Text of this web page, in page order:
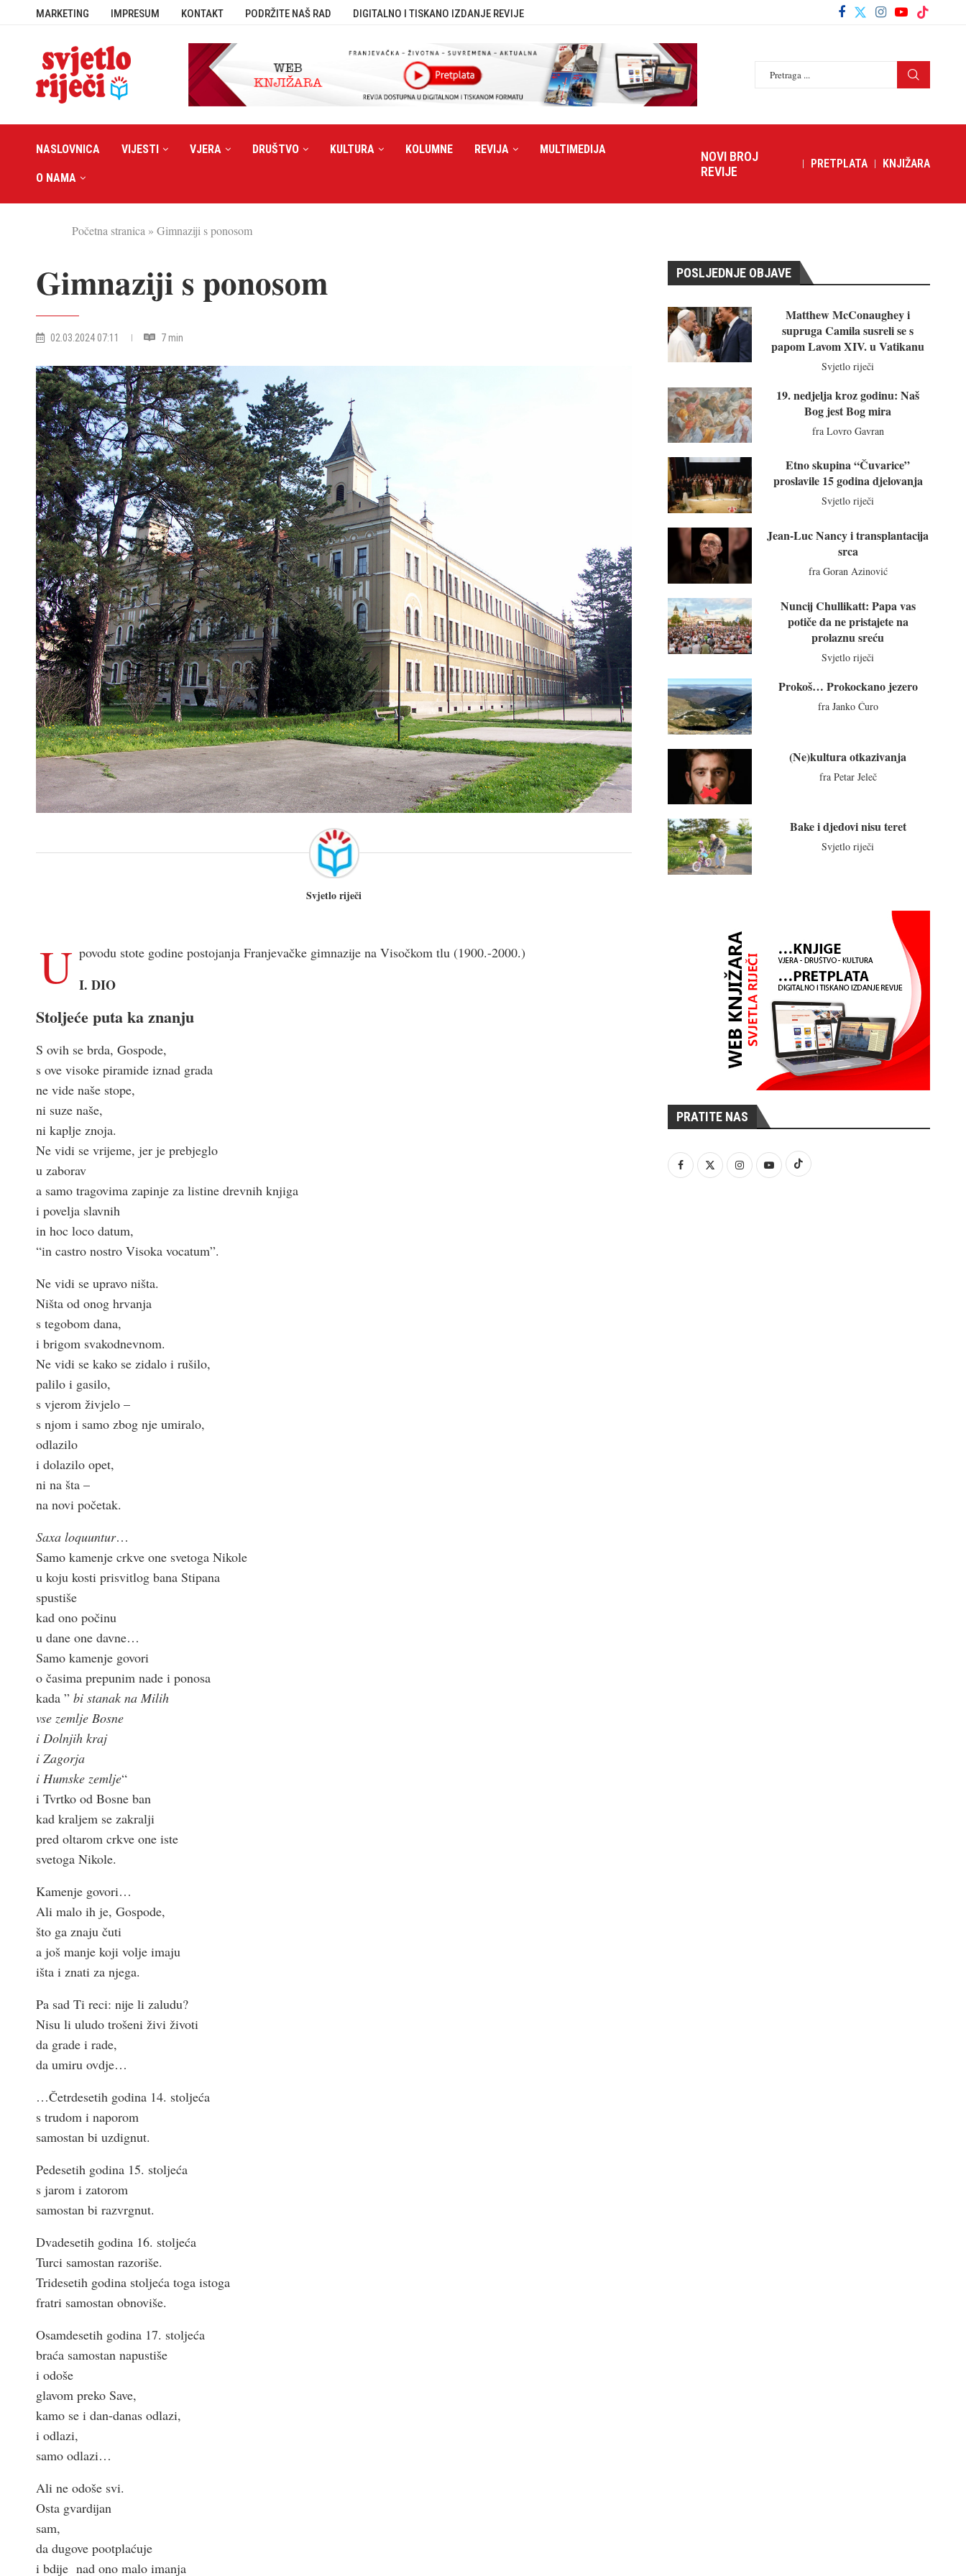
MARKETING IMPRESUM KONTAKT PODRŽITE NAŠ RAD DIGITALNO I TISKANO IZDANJE REVIJE
NASLOVNICA VIJESTI VJERA DRUŠTVO KULTURA KOLUMNE REVIJA MULTIMEDIJA
O NAMA
NOVI BROJ
REVIJE
PRETPLATA KNJIŽARA
Početna stranica » Gimnaziji s ponosom
Gimnaziji s ponosom
02.03.2024 07:11 7 min
Svjetlo riječi
U povodu stote godine postojanja Franjevačke gimnazije na Visočkom tlu (1900.-2000.)
I. DIO
Stoljeće puta ka znanju
S ovih se brda, Gospode,
s ove visoke piramide iznad grada
ne vide naše stope,
ni suze naše,
ni kaplje znoja.
Ne vidi se vrijeme, jer je prebjeglo
u zaborav
a samo tragovima zapinje za listine drevnih knjiga
i povelja slavnih
in hoc loco datum,
“in castro nostro Visoka vocatum”.
Ne vidi se upravo ništa.
Ništa od onog hrvanja
s tegobom dana,
i brigom svakodnevnom.
Ne vidi se kako se zidalo i rušilo,
palilo i gasilo,
s vjerom živjelo –
s njom i samo zbog nje umiralo,
odlazilo
i dolazilo opet,
ni na šta –
na novi početak.
Saxa loquuntur…
Samo kamenje crkve one svetoga Nikole
u koju kosti prisvitlog bana Stipana
spustiše
kad ono počinu
u dane one davne…
Samo kamenje govori
o časima prepunim nade i ponosa
kada ” bi stanak na Milih
vse zemlje Bosne
i Dolnjih kraj
i Zagorja
i Humske zemlje“
i Tvrtko od Bosne ban
kad kraljem se zakralji
pred oltarom crkve one iste
svetoga Nikole.
Kamenje govori…
Ali malo ih je, Gospode,
što ga znaju čuti
a još manje koji volje imaju
išta i znati za njega.
Pa sad Ti reci: nije li zaludu?
Nisu li uludo trošeni živi životi
da grade i rade,
da umiru ovdje…
…Četrdesetih godina 14. stoljeća
s trudom i naporom
samostan bi uzdignut.
Pedesetih godina 15. stoljeća
s jarom i zatorom
samostan bi razvrgnut.
Dvadesetih godina 16. stoljeća
Turci samostan razoriše.
Tridesetih godina stoljeća toga istoga
fratri samostan obnoviše.
Osamdesetih godina 17. stoljeća
braća samostan napustiše
i odoše
glavom preko Save,
kamo se i dan-danas odlazi,
i odlazi,
samo odlazi…
Ali ne odoše svi.
Osta gvardijan
sam,
da dugove pootplaćuje
i bdije nad ono malo imanja
POSLJEDNJE OBJAVE
Matthew McConaughey i
supruga Camila susreli se s
papom Lavom XIV. u Vatikanu
Svjetlo riječi
19. nedjelja kroz godinu: Naš
Bog jest Bog mira
fra Lovro Gavran
Etno skupina “Čuvarice”
proslavile 15 godina djelovanja
Svjetlo riječi
Jean-Luc Nancy i transplantacija
srca
fra Goran Azinović
Nuncij Chullikatt: Papa vas
potiče da ne pristajete na
prolaznu sreću
Svjetlo riječi
Prokoš… Prokockano jezero
fra Janko Ćuro
(Ne)kultura otkazivanja
fra Petar Jeleč
Bake i djedovi nisu teret
Svjetlo riječi
PRATITE NAS